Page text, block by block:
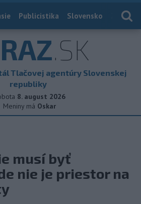
Publicistika Slovensko
.SK
Tlačovej agentúry Slovenskej
republiky
8. august 2026
Meniny má Oskar
musí byť
nie je priestor na